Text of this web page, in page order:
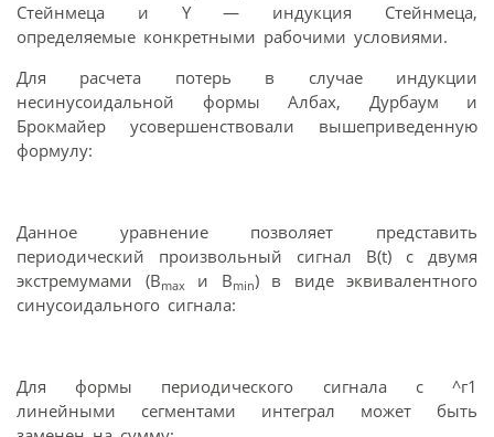
Стейнмеца и Y — индукция Стейнмеца,
определяемые конкретными рабочими условиями.
Для расчета потерь в случае индукции
несинусоидальной формы Албах, Дурбаум и
Брокмайер усовершенствовали вышеприведенную
формулу:
Данное уравнение позволяет представить
периодический произвольный сигнал B(t) с двумя
экстремумами (Bmaxи Bmin) в виде эквивалентного
синусоидального сигнала:
Для формы периодического сигнала с ^г1
линейными сегментами интеграл может быть